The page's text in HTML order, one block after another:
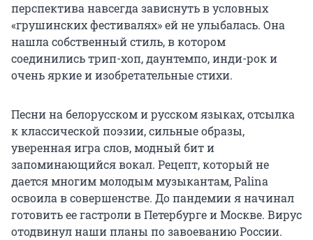
перспектива навсегда зависнуть в условных
«грушинских фестивалях» ей не улыбалась. Она
нашла собственный стиль, в котором
соединились трип-хоп, даунтемпо, инди-рок и
очень яркие и изобретательные стихи.
Песни на белорусском и русском языках, отсылка
к классической поэзии, сильные образы,
уверенная игра слов, модный бит и
запоминающийся вокал. Рецепт, который не
дается многим молодым музыкантам, Palina
освоила в совершенстве. До пандемии я начинал
готовить ее гастроли в Петербурге и Москве. Вирус
отодвинул наши планы по завоеванию России.